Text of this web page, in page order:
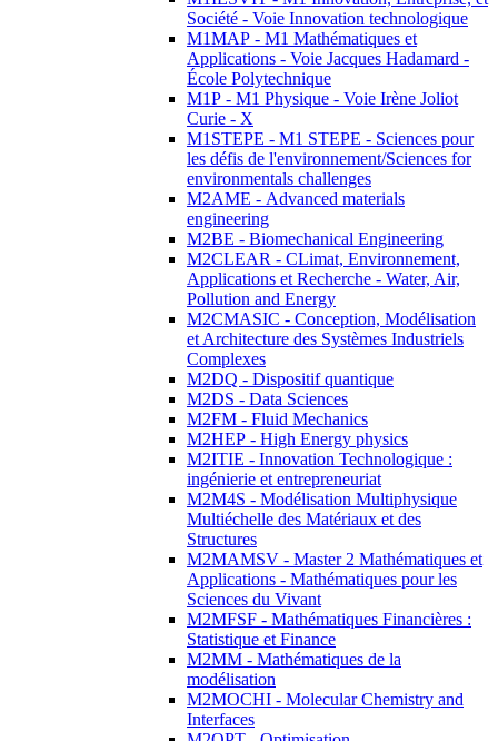
Société - Voie Innovation technologique
M1MAP - M1 Mathématiques et
Applications - Voie Jacques Hadamard -
École Polytechnique
M1P - M1 Physique - Voie Irène Joliot
Curie - X
M1STEPE - M1 STEPE - Sciences pour
les défis de l'environnement/Sciences for
environmentals challenges
M2AME - Advanced materials
engineering
M2BE - Biomechanical Engineering
M2CLEAR - CLimat, Environnement,
Applications et Recherche - Water, Air,
Pollution and Energy
M2CMASIC - Conception, Modélisation
et Architecture des Systèmes Industriels
Complexes
M2DQ - Dispositif quantique
M2DS - Data Sciences
M2FM - Fluid Mechanics
M2HEP - High Energy physics
M2ITIE - Innovation Technologique :
ingénierie et entrepreneuriat
M2M4S - Modélisation Multiphysique
Multiéchelle des Matériaux et des
Structures
M2MAMSV - Master 2 Mathématiques et
Applications - Mathématiques pour les
Sciences du Vivant
M2MFSF - Mathématiques Financières :
Statistique et Finance
M2MM - Mathématiques de la
modélisation
M2MOCHI - Molecular Chemistry and
Interfaces